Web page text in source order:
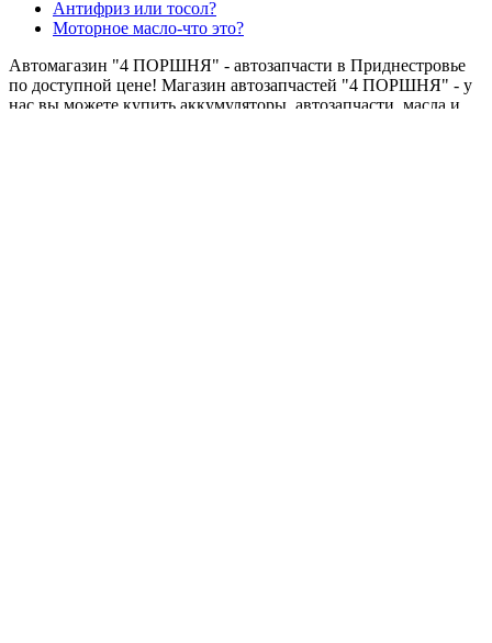
Антифриз или тосол?
Моторное масло-что это?
Автомагазин "4 ПОРШНЯ" - автозапчасти в Приднестровье
по доступной цене! Магазин автозапчастей "4 ПОРШНЯ" - у
нас вы можете купить аккумуляторы, автозапчасти, масла и